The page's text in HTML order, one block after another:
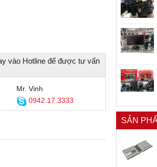
vào Hotline để được tư vấn
Mr. Vinh
0942.17.3333
SẢN